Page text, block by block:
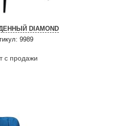
DIAMOND
9989
с продажи